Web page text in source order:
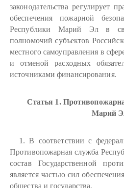
законодательства регулирует
обеспечения пожарной
Республики Марий Эл в
полномочий субъектов
местного самоуправления в
и отменой расходных
источниками финансирования.
Статья 1.
Марий
1. В соответствии с
Противопожарная служба
состав Государственной
является частью сил
общества и государства.